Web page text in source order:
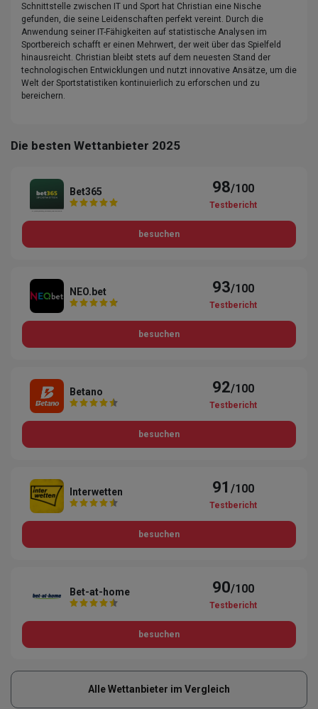
Schnittstelle zwischen IT und Sport hat Christian eine Nische
gefunden, die seine Leidenschaften perfekt vereint. Durch die
Anwendung seiner IT-Fähigkeiten auf statistische Analysen im
Sportbereich schafft er einen Mehrwert, der weit über das Spielfeld
hinausreicht. Christian bleibt stets auf dem neuesten Stand der
technologischen Entwicklungen und nutzt innovative Ansätze, um die
Welt der Sportstatistiken kontinuierlich zu erforschen und zu
bereichern.
Die besten Wettanbieter 2025
Bet365 98/100
Testbericht
besuchen
NEO.bet 93/100
Testbericht
besuchen
Betano 92/100
Testbericht
besuchen
Interwetten 91/100
Testbericht
besuchen
Bet-at-home 90/100
Testbericht
besuchen
Alle Wettanbieter im Vergleich